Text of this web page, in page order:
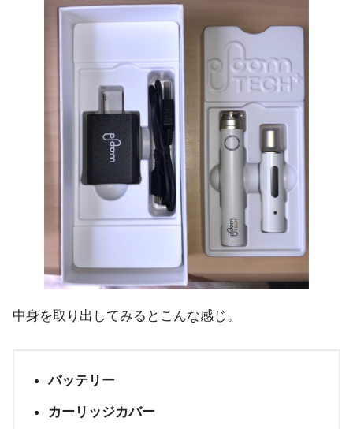
中身を取り出してみるとこんな感じ。
バッテリー
カーリッジカバー